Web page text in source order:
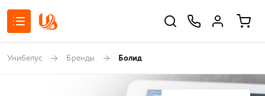
Унибелус Бренды Болид